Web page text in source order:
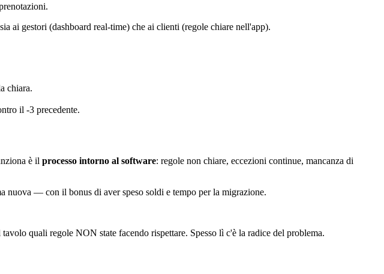
ai gestori (dashboard real-time) che ai clienti (regole chiare nell'app).
chiara.
il -3 precedente.
è il processo intorno al software: regole non chiare, eccezioni continue, mancanza di
nuova — con il bonus di aver speso soldi e tempo per la migrazione.
quali regole NON state facendo rispettare. Spesso lì c'è la radice del problema.